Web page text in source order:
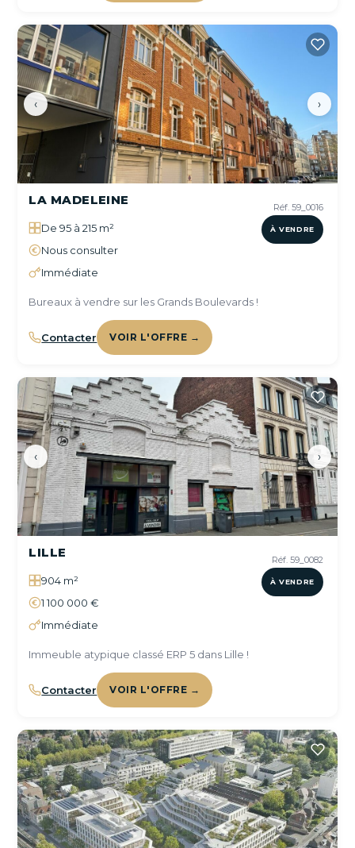
‹ ›
Réf. 59_0016
À VENDRE
LA MADELEINE
De 95 à 215 m²
Nous consulter
Immédiate
Bureaux à vendre sur les Grands Boulevards !
Contacter VOIR L'OFFRE →
‹ ›
Réf. 59_0082
À VENDRE
LILLE
904 m²
1 100 000 €
Immédiate
Immeuble atypique classé ERP 5 dans Lille !
Contacter VOIR L'OFFRE →